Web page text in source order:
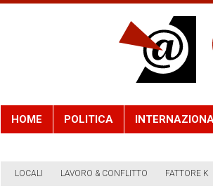
HOME POLITICA
LOCALI LAVORO & CONFLITTO FATTORE K